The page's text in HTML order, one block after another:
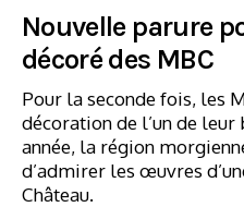
Nouvelle parure
décoré des MBC
Pour la seconde fois, les
décoration de l’un de leur
année, la région
d’admirer les œuvres
Château.